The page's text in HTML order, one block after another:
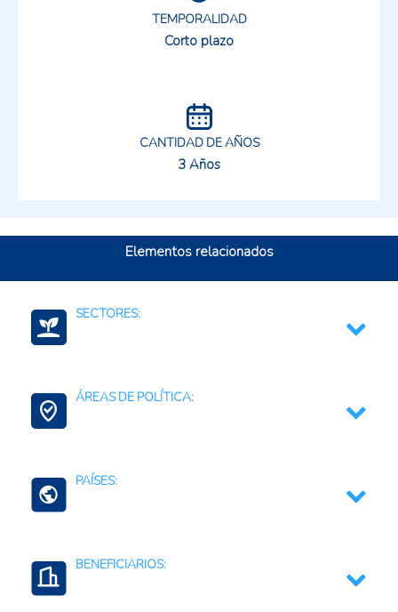
TEMPORALIDAD
Corto plazo
CANTIDAD DE AÑOS
3 Años
Elementos relacionados
SECTORES:
Agroalimentario (total)
ÁREAS DE POLÍTICA:
Agricultura Regenerativa y Resiliente
PAÍSES:
Dominica
Granada
BENEFICIARIOS: